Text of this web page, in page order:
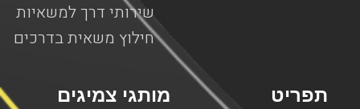
שירותי דרך למשאיות
חילוץ משאית בדרכים
מותגי צמיגים תפריט